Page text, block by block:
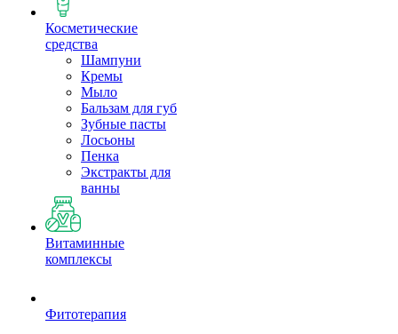
Косметические
средства
Шампуни
Кремы
Мыло
Бальзам для губ
Зубные пасты
Лосьоны
Пенка
Экстракты для
ванны
Витаминные
комплексы
Фитотерапия